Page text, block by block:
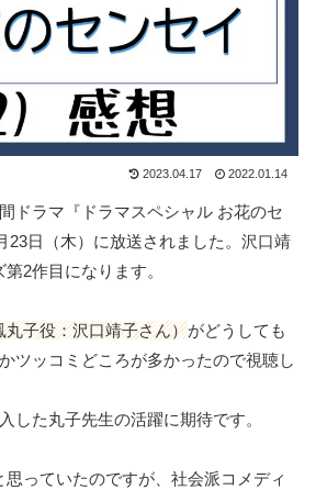
2023.04.17 2022.01.14
ドラマ『ドラマスペシャル お花のセ
23日（木）に放送されました。沢口靖
2作目になります。
丸子役：沢口靖子さん）がどうしても
ツッコミどころが多かったので視聴し
した丸子先生の活躍に期待です。
っていたのですが、社会派コメディ